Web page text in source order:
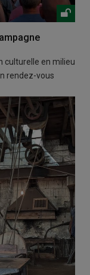
culturelle en milieu
rendez-vous